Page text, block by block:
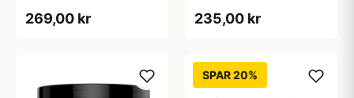
269,00 kr 235,00 kr
SPAR 20%